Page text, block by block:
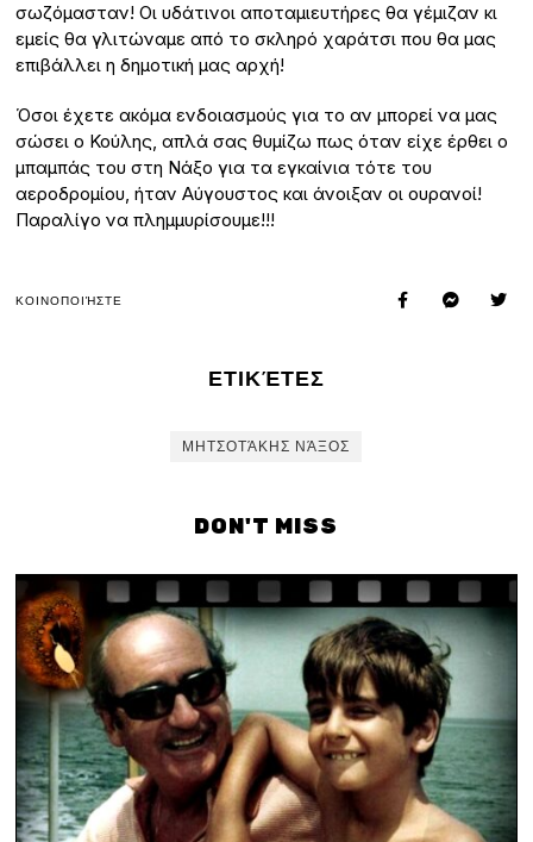
σωζόμασταν! Οι υδάτινοι αποταμιευτήρες θα γέμιζαν κι
εμείς θα γλιτώναμε από το σκληρό χαράτσι που θα μας
επιβάλλει η δημοτική μας αρχή!
Όσοι έχετε ακόμα ενδοιασμούς για το αν μπορεί να μας
σώσει ο Κούλης, απλά σας θυμίζω πως όταν είχε έρθει ο
μπαμπάς του στη Νάξο για τα εγκαίνια τότε του
αεροδρομίου, ήταν Αύγουστος και άνοιξαν οι ουρανοί!
Παραλίγο να πλημμυρίσουμε!!!
ΚΟΙΝΟΠΟΙΉΣΤΕ
ΕΤΙΚΈΤΕΣ
ΜΗΤΣΟΤΆΚΗΣ ΝΆΞΟΣ
DON'T MISS